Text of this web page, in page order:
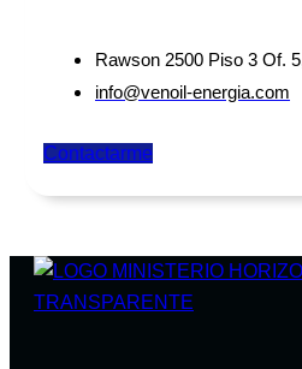
Rawson 2500 Piso 3 Of.
info@venoil-energia.com
Contactarme